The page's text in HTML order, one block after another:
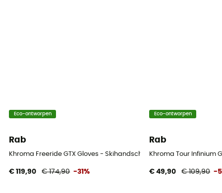
Eco-ontworpen
Rab
Khroma Freeride GTX Gloves - Skihandschoenen - Heren
€ 119,90 € 174,90 -31%
Eco-ontworpen
Rab
Khroma Tour Infinium
€ 49,90 € 109,90 -